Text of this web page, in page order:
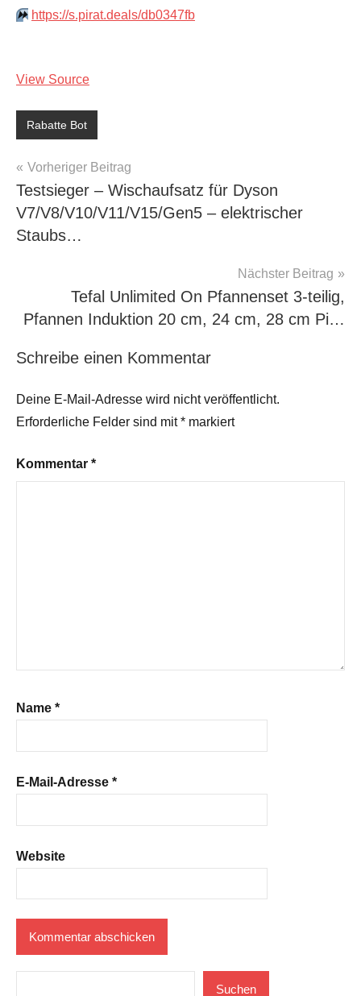
⏩️ https://s.pirat.deals/db0347fb
View Source
Rabatte Bot
Beitragsnavigation
Vorheriger Beitrag
Testsieger – Wischaufsatz für Dyson
V7/V8/V10/V11/V15/Gen5 – elektrischer
Staubs…
Nächster Beitrag
Tefal Unlimited On Pfannenset 3-teilig,
Pfannen Induktion 20 cm, 24 cm, 28 cm Pi…
Schreibe einen Kommentar
Deine E-Mail-Adresse wird nicht veröffentlicht.
Erforderliche Felder sind mit* markiert
Kommentar *
Name *
E-Mail-Adresse *
Website
Suchen